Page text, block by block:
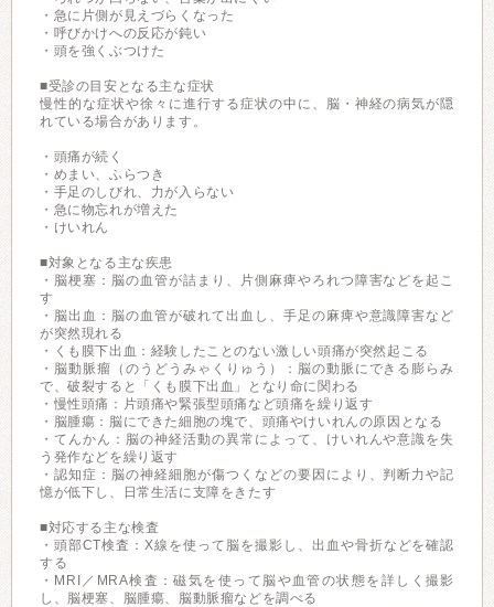
・急に片側が見えづらくなった
・呼びかけへの反応が鈍い
・頭を強くぶつけた
■受診の目安となる主な症状
慢性的な症状や徐々に進行する症状の中に、脳・神経の病気が隠
れている場合があります。
・頭痛が続く
・めまい、ふらつき
・手足のしびれ、力が入らない
・急に物忘れが増えた
・けいれん
■対象となる主な疾患
・脳梗塞：脳の血管が詰まり、片側麻痺やろれつ障害などを起こ
す
・脳出血：脳の血管が破れて出血し、手足の麻痺や意識障害など
が突然現れる
・くも膜下出血：経験したことのない激しい頭痛が突然起こる
・脳動脈瘤（のうどうみゃくりゅう）：脳の動脈にできる膨らみ
で、破裂すると「くも膜下出血」となり命に関わる
・慢性頭痛：片頭痛や緊張型頭痛など頭痛を繰り返す
・脳腫瘍：脳にできた細胞の塊で、頭痛やけいれんの原因となる
・てんかん：脳の神経活動の異常によって、けいれんや意識を失
う発作などを繰り返す
・認知症：脳の神経細胞が傷つくなどの要因により、判断力や記
憶が低下し、日常生活に支障をきたす
■対応する主な検査
・頭部CT検査：X線を使って脳を撮影し、出血や骨折などを確認
する
・MRI／MRA検査：磁気を使って脳や血管の状態を詳しく撮影
し、脳梗塞、脳腫瘍、脳動脈瘤などを調べる